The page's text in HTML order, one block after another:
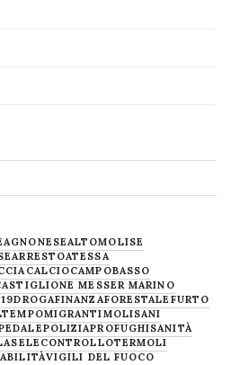
AGNONESEALTOMOLISE
ARRESTOATESSA
CALCIOCAMPOBASSO
MESSER MARINO
DROGAFINANZAFORESTALE FURTO
MIGRANTIMOLISANI
POLIZIAPROFUGHISANITÀ
SELECONTROLLOTERMOLI
VIGILI DEL FUOCO